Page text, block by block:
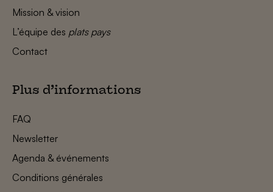
Mission & vision
L’équipe des plats pays
Contact
Plus d’informations
FAQ
Newsletter
Agenda & événements
Conditions générales